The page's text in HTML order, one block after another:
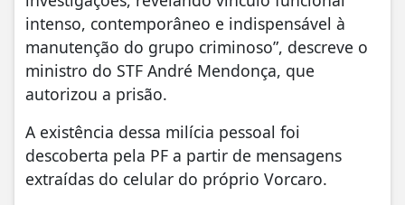
intenso, contemporâneo e indispensável à
manutenção do grupo criminoso”, descreve o
ministro do STF André Mendonça, que
autorizou a prisão.
A existência dessa milícia pessoal foi
descoberta pela PF a partir de mensagens
extraídas do celular do próprio Vorcaro.